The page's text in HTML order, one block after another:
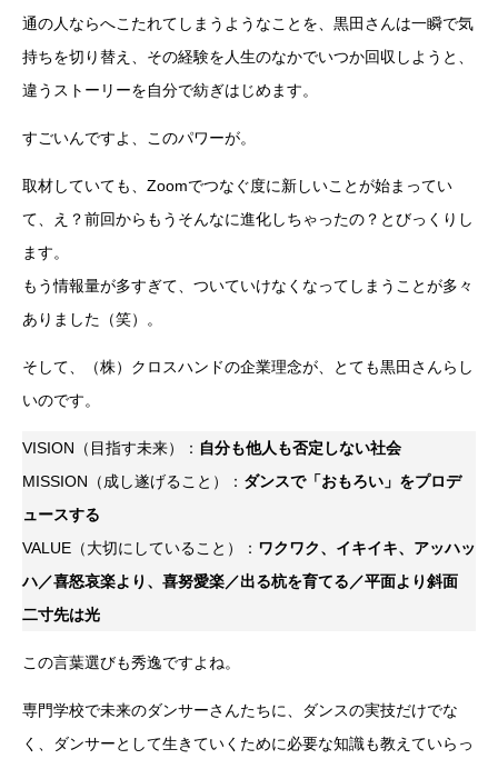
通の人ならへこたれてしまうようなことを、黒田さんは一瞬で気
持ちを切り替え、その経験を人生のなかでいつか回収しようと、
違うストーリーを自分で紡ぎはじめます。
すごいんですよ、このパワーが。
取材していても、Zoomでつなぐ度に新しいことが始まってい
て、え？前回からもうそんなに進化しちゃったの？とびっくりし
ます。
もう情報量が多すぎて、ついていけなくなってしまうことが多々
ありました（笑）。
そして、（株）クロスハンドの企業理念が、とても黒田さんらし
いのです。
VISION（目指す未来）： 自分も他人も否定しない社会
MISSION（成し遂げること）： ダンスで「おもろい」をプロデ
ュースする
VALUE（大切にしていること）： ワクワク、イキイキ、アッハッ
ハ／喜怒哀楽より、喜努愛楽／出る杭を育てる／平面より斜面
二寸先は光
この言葉選びも秀逸ですよね。
専門学校で未来のダンサーさんたちに、ダンスの実技だけでな
く、ダンサーとして生きていくために必要な知識も教えていらっ